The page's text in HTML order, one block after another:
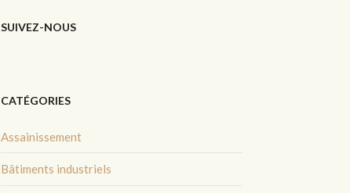
SUIVEZ-NOUS
CATÉGORIES
Assainissement
Bâtiments industriels